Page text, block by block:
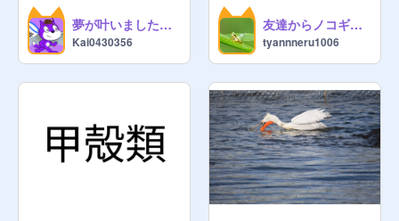
夢が叶いました！！！新しい家族！！！
Kai0430356
友達からノコギリクワガタ貰った！
tyannneru1006